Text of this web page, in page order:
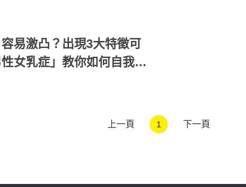
易激凸？出現3大特徵可
女乳症」教你如何自我檢
上一頁 1 下一頁